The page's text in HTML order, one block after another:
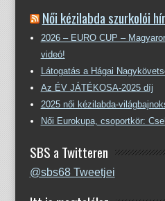
Női kézilabda szurkolói
2026 – EURO CUP –
videó!
Látogatás a Hágai
Az ÉV JÁTÉKOSA-2025 díj
2025 női kézilabda-
Női Eurokupa, csoportkör:
SBS a Twitteren
@sbs68 Tweetjei